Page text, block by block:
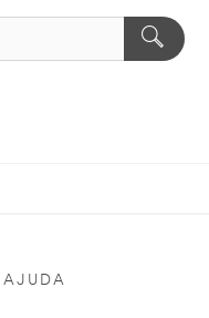
AJUDA